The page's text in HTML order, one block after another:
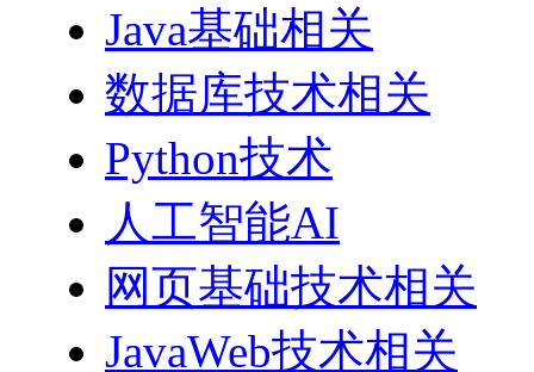
Java基础相关
数据库技术相关
Python技术
人工智能AI
网页基础技术相关
JavaWeb技术相关